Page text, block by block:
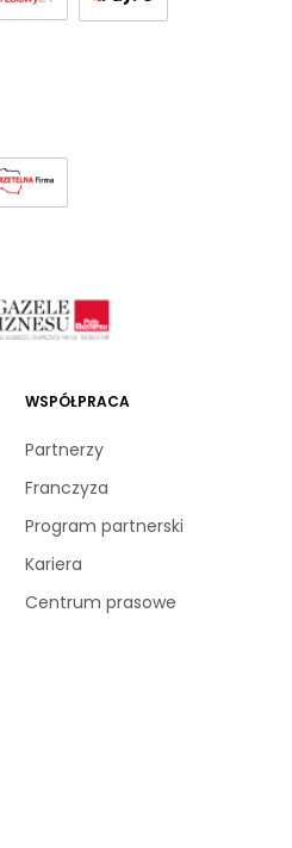
WSPÓŁPRACA
Partnerzy
Franczyza
Program partnerski
Kariera
Centrum prasowe